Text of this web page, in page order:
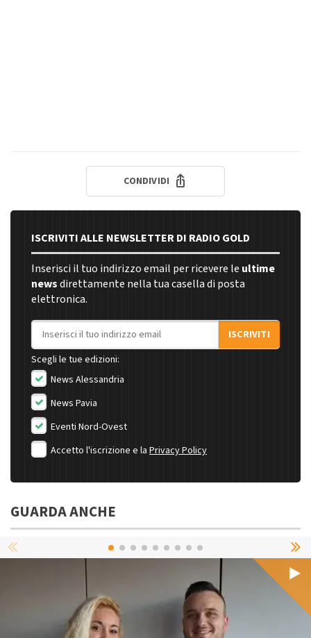
CONDIVIDI
ISCRIVITI ALLE NEWSLETTER DI RADIO GOLD
Inserisci il tuo indirizzo email per ricevere le ultime
newsdirettamente nella tua casella di posta
elettronica.
Indirizzo email
ISCRIVITI
Scegli le tue edizioni:
News Alessandria
News Pavia
Eventi Nord-Ovest
Accetto l'iscrizione e la Privacy Policy
GUARDA ANCHE